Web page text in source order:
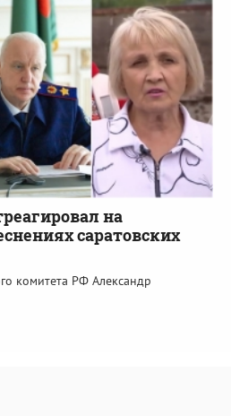
на
саратовских
комитета РФ Александр